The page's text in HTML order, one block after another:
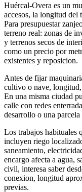
Huércal-Overa es un
accesos, la longitud del
Para presupuestar
terreno real: zonas de
y terrenos secos de
como un precio por
existentes y reposicion.
Antes de fijar
cultivo o nave,
En una misma ciudad
calle con redes
desarrollo o una
Los trabajos habituales
incluyen riego
saneamiento,
encargo afecta a agua,
civil, interesa saber
conexion, longitud
previas.